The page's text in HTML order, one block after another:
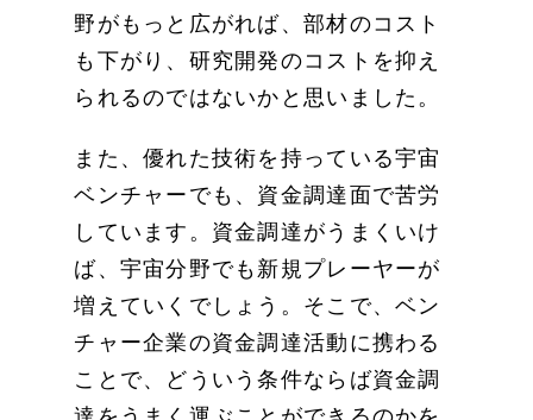
野がもっと広がれば、部材のコスト
も下がり、研究開発のコストを抑え
られるのではないかと思いました。
また、優れた技術を持っている宇宙
ベンチャーでも、資金調達面で苦労
しています。資金調達がうまくいけ
ば、宇宙分野でも新規プレーヤーが
増えていくでしょう。そこで、ベン
チャー企業の資金調達活動に携わる
ことで、どういう条件ならば資金調